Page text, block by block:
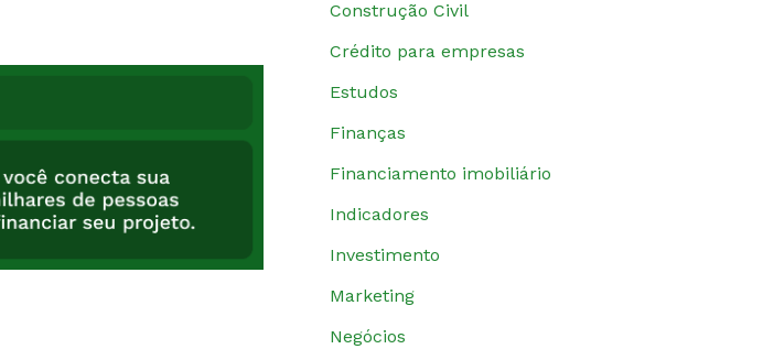
Construção Civil
Crédito para empresas
Estudos
Finanças
Financiamento imobiliário
Indicadores
Investimento
Marketing
Negócios